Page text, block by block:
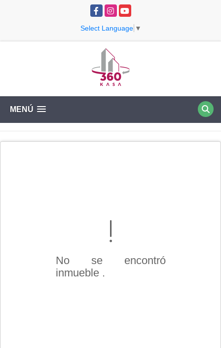
Facebook
InstagramYouTube
Select Language ▼
MENÚ
No se encontró
inmueble .